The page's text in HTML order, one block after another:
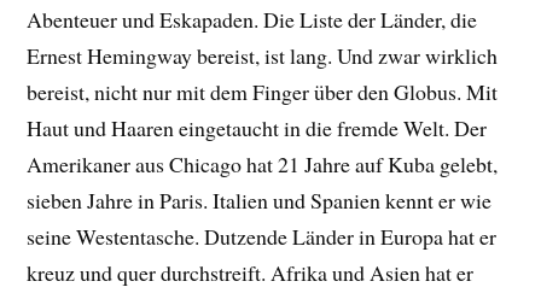
Abenteuer und Eskapaden. Die Liste der Länder, die
Ernest Hemingway bereist, ist lang. Und zwar wirklich
bereist, nicht nur mit dem Finger über den Globus. Mit
Haut und Haaren eingetaucht in die fremde Welt. Der
Amerikaner aus Chicago hat 21 Jahre auf Kuba gelebt,
sieben Jahre in Paris. Italien und Spanien kennt er wie
seine Westentasche. Dutzende Länder in Europa hat er
kreuz und quer durchstreift. Afrika und Asien hat er